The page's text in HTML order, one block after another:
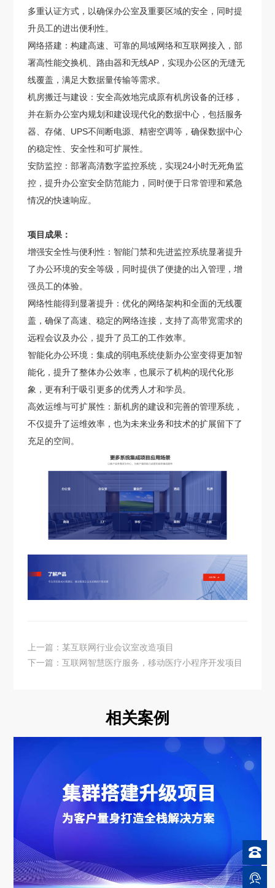


多重认证方式，以确保办公室及重要区域的安全，同时提
升员工的进出便利性。
网络搭建：构建高速、可靠的局域网络和互联网接入，部
署高性能交换机、路由器和无线AP，实现办公区的无缝无
线覆盖，满足大数据量传输等需求。
机房搬迁与建设：安全高效地完成原有机房设备的迁移，
并在新办公室内规划和建设现代化的数据中心，包括服务
器、存储、UPS不间断电源、精密空调等，确保数据中心
的稳定性、安全性和可扩展性。
安防监控：部署高清数字监控系统，实现24小时无死角监
控，提升办公室安全防范能力，同时便于日常管理和紧急
情况的快速响应。
项目成果：
增强安全性与便利性：智能门禁和先进监控系统显著提升
了办公环境的安全等级，同时提供了便捷的出入管理，增
强员工的体验。
网络性能得到显著提升：优化的网络架构和全面的无线覆
盖，确保了高速、稳定的网络连接，支持了高带宽需求的
远程会议及办公，提升了员工的工作效率。
智能化办公环境：集成的弱电系统使新办公室变得更加智
能化，提升了整体办公效率，也展示了机构的现代化形
象，更有利于吸引更多的优秀人才和学员。
高效运维与可扩展性：新机房的建设和完善的管理系统，
不仅提升了运维效率，也为未来业务和技术的扩展留下了
充足的空间。
上一篇：某互联网行业会议室改造项目
下一篇：互联网智慧医疗服务，移动医疗小程序开发项目
相关案例